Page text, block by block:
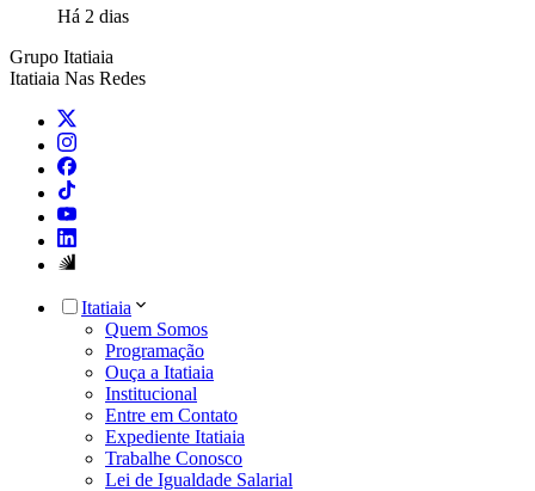
Há 2 dias
Grupo Itatiaia
Itatiaia Nas Redes
Itatiaia
Quem Somos
Programação
Ouça a Itatiaia
Institucional
Entre em Contato
Expediente Itatiaia
Trabalhe Conosco
Lei de Igualdade Salarial